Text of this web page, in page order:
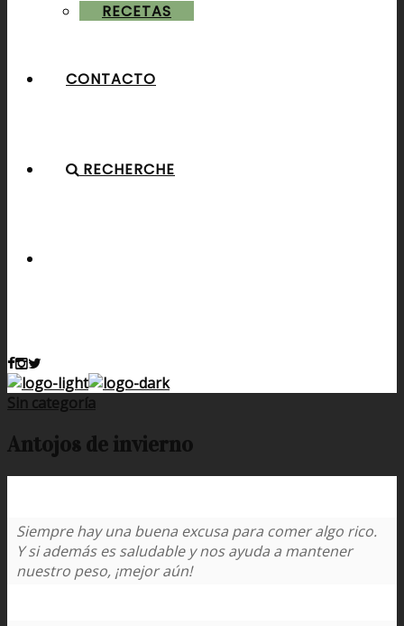
RECETAS
CONTACTO
RECHERCHE
Sin categoría
Antojos de invierno
Siempre hay una buena excusa para comer algo rico.
Y si además es saludable y nos ayuda a mantener
nuestro peso, ¡mejor aún!